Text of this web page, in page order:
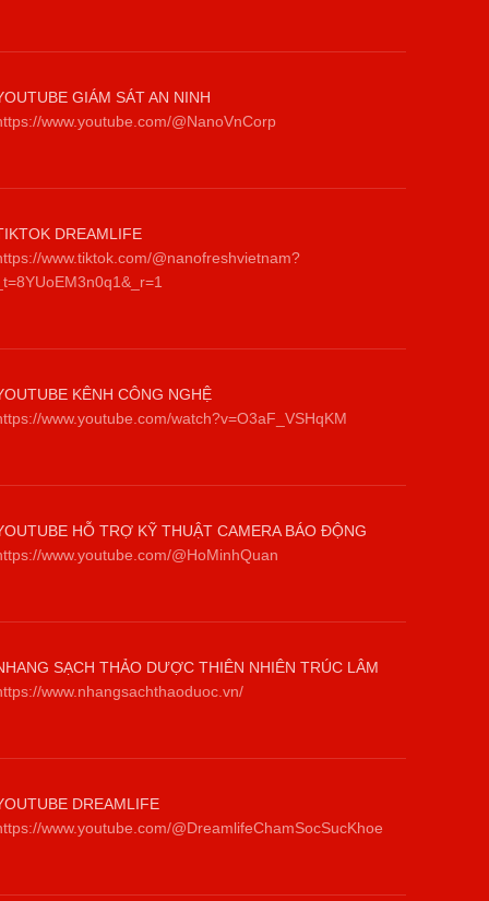
GIÁM SÁT AN NINH
www.youtube.com/@NanoVnCorp
DREAMLIFE
www.tiktok.com/@nanofreshvietnam?
_t=8YUoEM3n0q1&_r=1
KÊNH CÔNG NGHỆ
www.youtube.com/watch?v=O3aF_VSHqKM
HỖ TRỢ KỸ THUẬT CAMERA BÁO ĐỘNG
www.youtube.com/@HoMinhQuan
SẠCH THẢO DƯỢC THIÊN NHIÊN TRÚC LÂM
www.nhangsachthaoduoc.vn/
DREAMLIFE
www.youtube.com/@DreamlifeChamSocSucKhoe